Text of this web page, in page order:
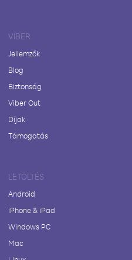
VIBER
Jellemzők
Blog
Biztonság
Viber Out
Díjak
Támogatás
LETÖLTÉS
Android
iPhone & iPad
Windows PC
Mac